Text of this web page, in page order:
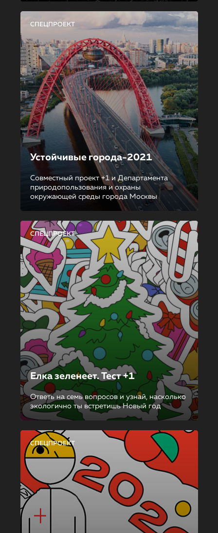
СПЕЦПРОЕКТ
Устойчивые города-2021
Совместный проект +1 и Департамента
природопользования и охраны
окружающей среды города Москвы
СПЕЦПРОЕКТ
Елка зеленеет. Тест +1
Ответь на семь вопросов и узнай, насколько
экологично ты встретишь Новый год
СПЕЦПРОЕКТ